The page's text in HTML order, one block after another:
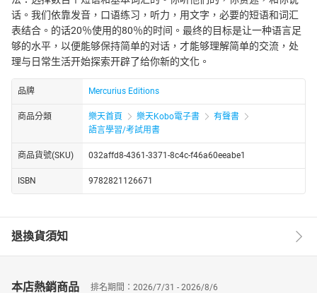
话。我们依靠发音，口语练习，听力，用文字，必要的短语和词汇
表结合。的话20％使用的80％的时间。最终的目标是让一种语言足
够的水平，以便能够保持简单的对话，才能够理解简单的交流，处
理与日常生活开始探索开辟了给你新的文化。
品牌 Mercurius Editions
商品分類 樂天首頁 樂天Kobo電子書
有聲書
語言學習/考試用書
商品貨號(SKU) 032affd8-4361-3371-8c4c-f46a60eeabe1
ISBN 9782821126671
退換貨須知
本店熱銷商品 排名期間：2026/7/31 - 2026/8/6